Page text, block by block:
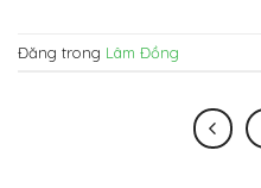
Đăng trong Lâm Đồng